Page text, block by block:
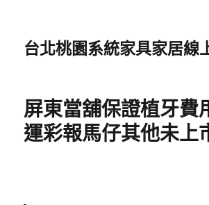
台北桃園系統家具家居線
屏東當舖保證植牙費
運彩報馬仔其他未上